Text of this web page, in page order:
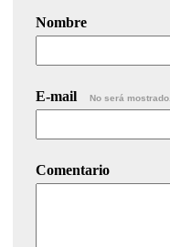
Nombre
E-mail No será mostrado.
Comentario